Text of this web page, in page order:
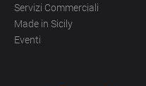
Servizi Commerciali
Made in Sicily
Eventi